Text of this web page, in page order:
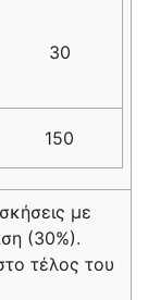
30
150
με
(30%).
τέλος του